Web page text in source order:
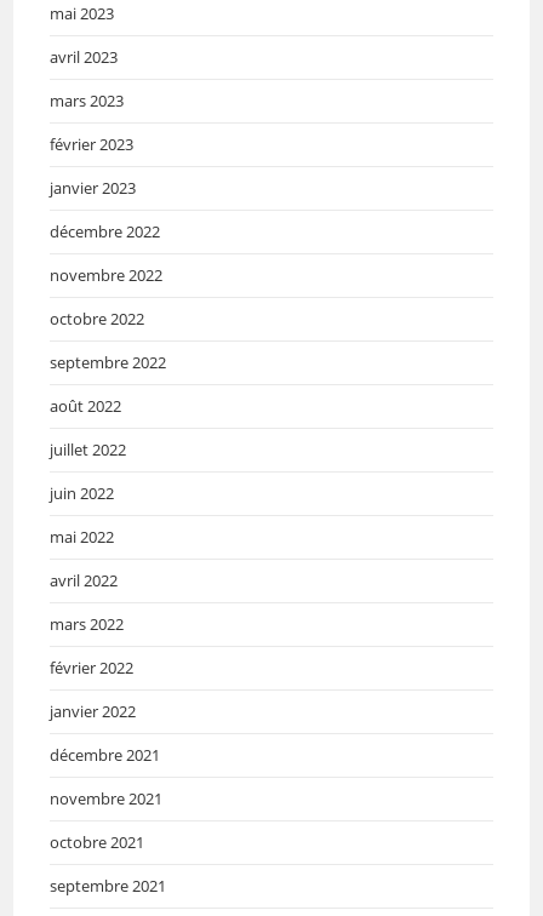
mai 2023
avril 2023
mars 2023
février 2023
janvier 2023
décembre 2022
novembre 2022
octobre 2022
septembre 2022
août 2022
juillet 2022
juin 2022
mai 2022
avril 2022
mars 2022
février 2022
janvier 2022
décembre 2021
novembre 2021
octobre 2021
septembre 2021